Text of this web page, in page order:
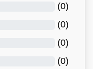
(
0
)
(
0
)
(
0
)
(
0
)